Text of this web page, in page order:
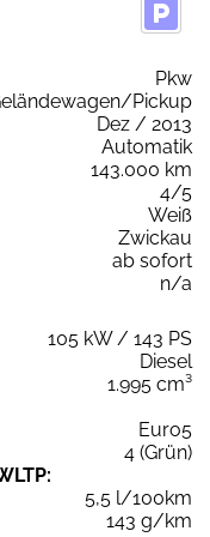
Pkw
Pickup
Dez / 2013
Automatik
143.000 km
4/5
Weiß
Zwickau
ab sofort
n/a
105 kW / 143 PS
Diesel
1.995 cm³
Euro5
4 (Grün)
5,5 l/100km
143 g/km